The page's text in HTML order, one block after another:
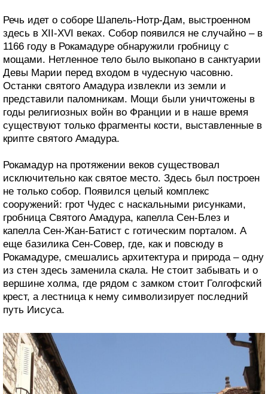
Речь идет о соборе Шапель-Нотр-Дам, выстроенном
здесь в XII-XVI веках. Собор появился не случайно – в
1166 году в Рокамадуре обнаружили гробницу с
мощами. Нетленное тело было выкопано в санктуарии
Девы Марии перед входом в чудесную часовню.
Останки святого Амадура извлекли из земли и
представили паломникам. Мощи были уничтожены в
годы религиозных войн во Франции и в наше время
существуют только фрагменты кости, выставленные в
крипте святого Амадура.
Рокамадур на протяжении веков существовал
исключительно как святое место. Здесь был построен
не только собор. Появился целый комплекс
сооружений: грот Чудес с наскальными рисунками,
гробница Святого Амадура, капелла Сен-Блез и
капелла Сен-Жан-Батист с готическим порталом. А
еще базилика Сен-Совер, где, как и повсюду в
Рокамадуре, смешались архитектура и природа – одну
из стен здесь заменила скала. Не стоит забывать и о
вершине холма, где рядом с замком стоит Голгофский
крест, а лестница к нему символизирует последний
путь Иисуса.